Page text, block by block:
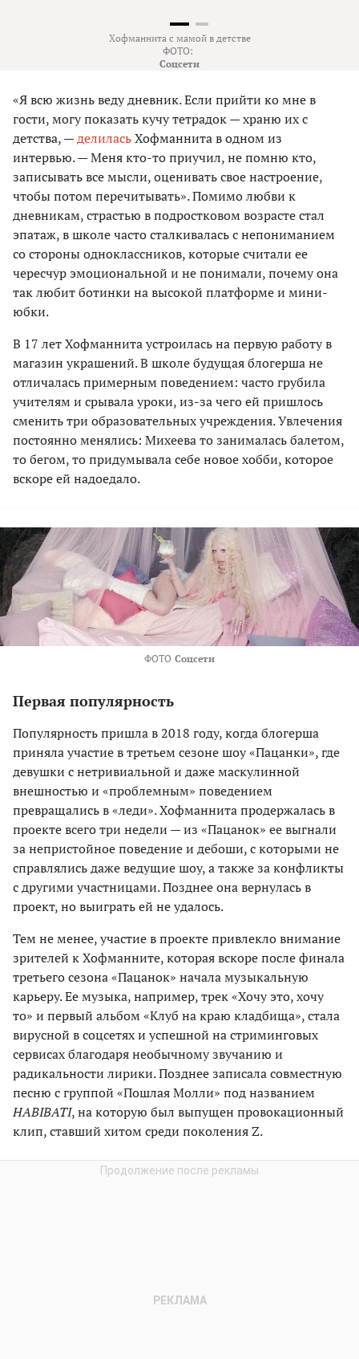
Хофманнита с мамой в детстве
ФОТО:
Соцсети
«Я всю жизнь веду дневник. Если прийти ко мне в
гости, могу показать кучу тетрадок — храню их с
детства, —делиласьХофманнита в одном из
интервью. — Меня кто-то приучил, не помню кто,
записывать все мысли, оценивать свое настроение,
чтобы потом перечитывать». Помимо любви к
дневникам, страстью в подростковом возрасте стал
эпатаж, в школе часто сталкивалась с непониманием
со стороны одноклассников, которые считали ее
чересчур эмоциональной и не понимали, почему она
так любит ботинки на высокой платформе и мини-
юбки.
В 17 лет Хофманнита устроилась на первую работу в
магазин украшений. В школе будущая блогерша не
отличалась примерным поведением: часто грубила
учителям и срывала уроки, из-за чего ей пришлось
сменить три образовательных учреждения. Увлечения
постоянно менялись: Михеева то занималась балетом,
то бегом, то придумывала себе новое хобби, которое
вскоре ей надоедало.
ФОТО Соцсети
Первая популярность
Популярность пришла в 2018 году, когда блогерша
приняла участие в третьем сезоне шоу «Пацанки», где
девушки с нетривиальной и даже маскулинной
внешностью и «проблемным» поведением
превращались в «леди». Хофманнита продержалась в
проекте всего три недели — из «Пацанок» ее выгнали
за непристойное поведение и дебоши, с которыми не
справлялись даже ведущие шоу, а также за конфликты
с другими участницами. Позднее она вернулась в
проект, но выиграть ей не удалось.
Тем не менее, участие в проекте привлекло внимание
зрителей к Хофманните, которая вскоре после финала
третьего сезона «Пацанок» начала музыкальную
карьеру. Ее музыка, например, трек «Хочу это, хочу
то» и первый альбом «Клуб на краю кладбища», стала
вирусной в соцсетях и успешной на стриминговых
сервисах благодаря необычному звучанию и
радикальности лирики. Позднее записала совместную
песню с группой «Пошлая Молли» под названием
HABIBATI, на которую был выпущен провокационный
клип, ставший хитом среди поколения Z.